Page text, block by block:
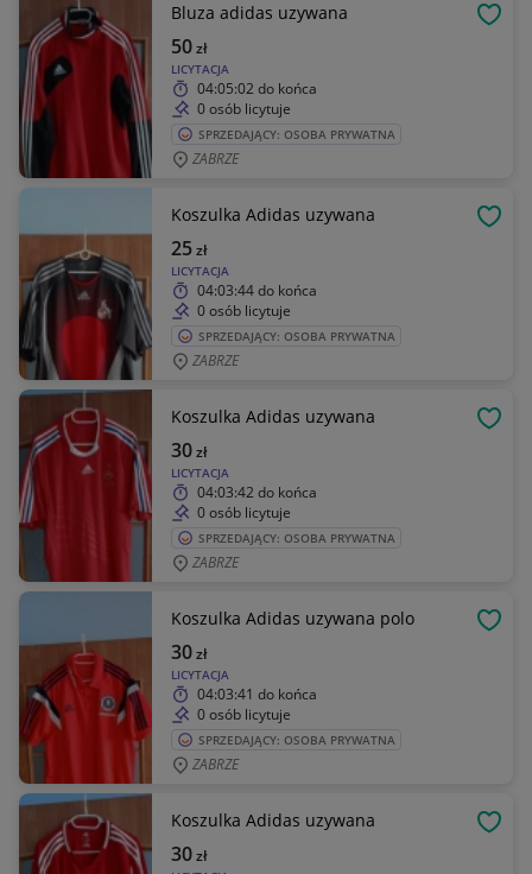
Bluza adidas uzywana
LICYTACJA
50zł
04:05:02 do końca
0 osób licytuje
SPRZEDAJĄCY: OSOBA PRYWATNA
ZABRZE
Koszulka Adidas uzywana
LICYTACJA
25zł
04:03:44do końca
0 osób licytuje
SPRZEDAJĄCY: OSOBA PRYWATNA
ZABRZE
Koszulka Adidas uzywana
LICYTACJA
30zł
04:03:42 do końca
0 osób licytuje
SPRZEDAJĄCY: OSOBA PRYWATNA
ZABRZE
Koszulka Adidas uzywana polo
LICYTACJA
30zł
04:03:41 do końca
0 osób licytuje
SPRZEDAJĄCY: OSOBA PRYWATNA
ZABRZE
Koszulka Adidas uzywana
30zł